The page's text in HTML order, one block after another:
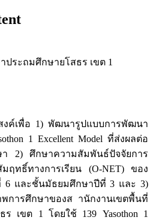
ระถมศึกษายโสธร เขต 1
งค์เพื่อ 1) พัฒนารูปแบบการพัฒนา
1 Excellent Model ที่ส่งผลต่อ
2) ศึกษาความสัมพันธ์ปัจจัยการ
ฤทธิ์ทางการเรียน (O-NET) ของ
6 และชั้นมัธยมศึกษาปีที่ 3 และ 3)
ารศึกษาของส านักงานเขตพื้นที่
ร เขต 1 โดยใช้ 139 Yasothon 1